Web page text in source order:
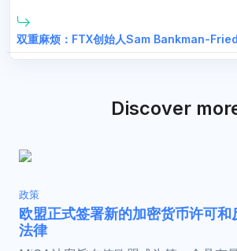
双重麻烦：FTX创始人Sam Bankman-
Discover
政策
欧盟正式签署新的加密货币许可和
法律